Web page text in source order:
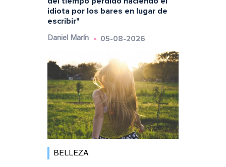
idiota por los bares en lugar de
escribir"
Daniel Marín 05-08-2026
BELLEZA